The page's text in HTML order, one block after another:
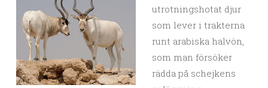
utrotningshotat djur
som lever i trakterna
runt arabiska halvön,
som man försöker
rädda på schejkens